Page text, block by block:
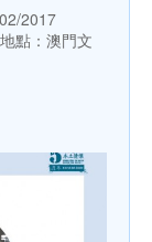
2017
地點：澳門文